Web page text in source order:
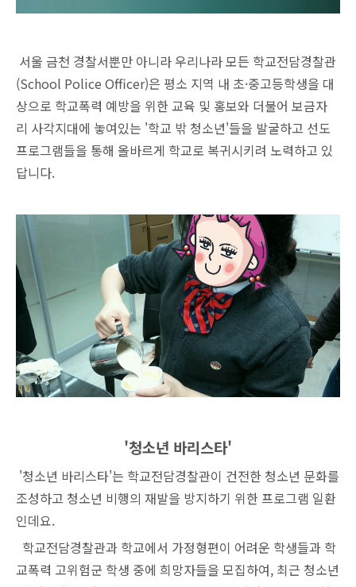
서울 금천 경찰서뿐만 아니라 우리나라 모든 학교전담경찰관
(School Police Officer)은 평소 지역 내 초·중고등학생을 대
상으로 학교폭력 예방을 위한 교육 및 홍보와 더불어 보금자
리 사각지대에 놓여있는 '학교 밖 청소년'들을 발굴하고 선도
프로그램들을 통해 올바르게 학교로 복귀시키려 노력하고 있
답니다.
'청소년 바리스타'
'청소년 바리스타'는 학교전담경찰관이 건전한 청소년 문화를
조성하고 청소년 비행의 재발을 방지하기 위한 프로그램 일환
인데요.
학교전담경찰관과 학교에서 가정형편이 어려운 학생들과 학
교폭력 고위험군 학생 중에 희망자들을 모집하여, 최근 청소년